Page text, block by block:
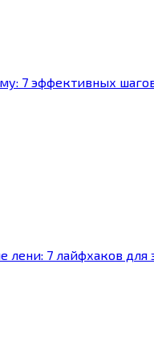
7 эффективных
лени: 7 лайфхаков